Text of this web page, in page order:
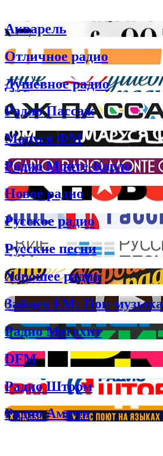
Акварель
Отличное радио
Душевное радио
Радио Пассаж
Маруся ФМ
Радио Монте-Карло
Новое радио
Русское радио
Русские песни
Хорошее радио
Зайцев FM: Поп-музыка
Радио Мегахит
DFM
Радио Шторм
Радио Амичи